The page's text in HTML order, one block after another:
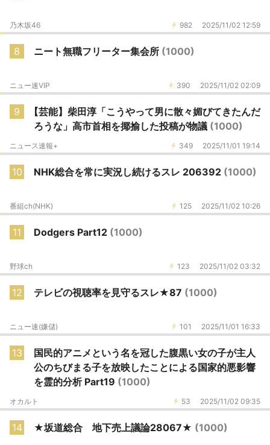
982 2025/11/02 12:59
乃木坂46
8 ニート無職フリーター集会所 (1000)
390 2025/11/02 02:09
ニュー速VIP
9
【芸能】柴田淳「こうやって男に散々媚びてきたんだ
ろうな」高市首相を揶揄した投稿が物議 (1000)
349 2025/11/01 19:14
ニュース速報+
10 NHK総合を常に実況し続けるスレ 206392 (1000)
125 2025/11/02 10:26
番組ch(NHK)
11 Dodgers Part12 (1000)
123 2025/11/02 03:32
野球ch
12 テレビの視聴率を見守るスレ★87 (1000)
101 2025/11/01 16:33
ニュー速(嫌儲)
13
国民的アニメという名を冠した腹黒い女の子が主人
公のちびまる子を放映したことによる国家的悪影響
を霊的分析 Part19 (1000)
53 2025/11/02 09:35
オカルト
14 ★坂道総合 地下売上議論28067★ (1000)